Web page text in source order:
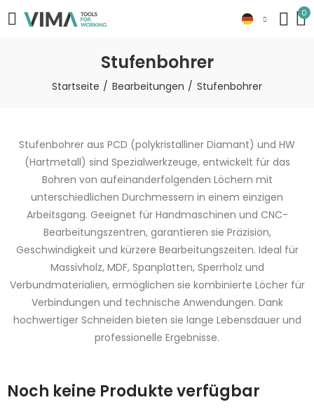
0
Stufenbohrer
Startseite Bearbeitungen Stufenbohrer
Stufenbohrer aus PCD (polykristalliner Diamant) und HW
(Hartmetall) sind Spezialwerkzeuge, entwickelt für das
Bohren von aufeinanderfolgenden Löchern mit
unterschiedlichen Durchmessern in einem einzigen
Arbeitsgang. Geeignet für Handmaschinen und CNC-
Bearbeitungszentren, garantieren sie Präzision,
Geschwindigkeit und kürzere Bearbeitungszeiten. Ideal für
Massivholz, MDF, Spanplatten, Sperrholz und
Verbundmaterialien, ermöglichen sie kombinierte Löcher für
Verbindungen und technische Anwendungen. Dank
hochwertiger Schneiden bieten sie lange Lebensdauer und
professionelle Ergebnisse.
Noch keine Produkte verfügbar